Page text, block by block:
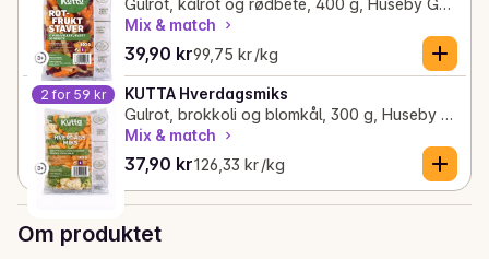
Gulrot, kålrot og rødbete, 400 g, Huseby Gaard
Mix & match
39,90 kr
Gjeldende pris er: 39,90 kr
99,75 kr /kg
Stykkpris: 99,75 kr /kg
2 for 59 kr
KUTTA Hverdagsmiks
Gulrot, brokkoli og blomkål, 300 g, Huseby Gaard
Mix & match
37,90 kr
Gjeldende pris er: 37,90 kr
126,33 kr /kg
Stykkpris: 126,33 kr /kg
Om produktet